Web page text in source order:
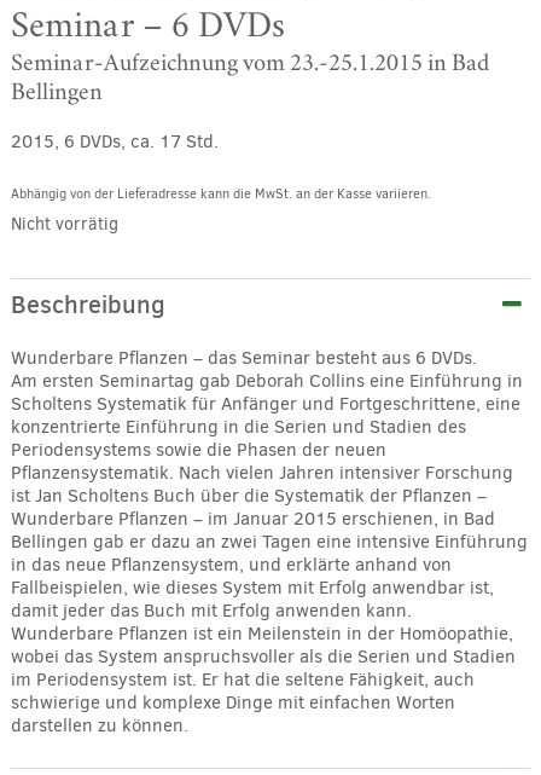
Seminar – 6 DVDs
Seminar-Aufzeichnung vom 23.-25.1.2015 in Bad
Bellingen
2015, 6 DVDs, ca. 17 Std.
Abhängig von der Lieferadresse kann die MwSt. an der Kasse variieren.
Nicht vorrätig
Beschreibung
Wunderbare Pflanzen – das Seminar besteht aus 6 DVDs.
Am ersten Seminartag gab Deborah Collins eine Einführung in
Scholtens Systematik für Anfänger und Fortgeschrittene, eine
konzentrierte Einführung in die Serien und Stadien des
Periodensystems sowie die Phasen der neuen
Pflanzensystematik. Nach vielen Jahren intensiver Forschung
ist Jan Scholtens Buch über die Systematik der Pflanzen –
Wunderbare Pflanzen – im Januar 2015 erschienen, in Bad
Bellingen gab er dazu an zwei Tagen eine intensive Einführung
in das neue Pflanzensystem, und erklärte anhand von
Fallbeispielen, wie dieses System mit Erfolg anwendbar ist,
damit jeder das Buch mit Erfolg anwenden kann.
Wunderbare Pflanzen ist ein Meilenstein in der Homöopathie,
wobei das System anspruchsvoller als die Serien und Stadien
im Periodensystem ist. Er hat die seltene Fähigkeit, auch
schwierige und komplexe Dinge mit einfachen Worten
darstellen zu können.